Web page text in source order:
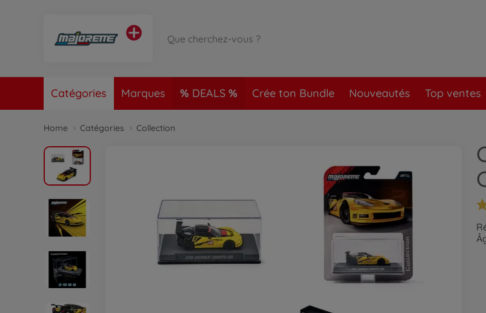
Catégories Marques DEALS Crée ton Bundle Nouveautés Top ventes
Home Catégories Collection